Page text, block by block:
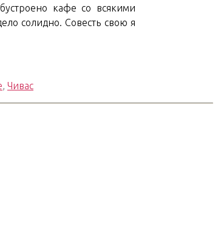
кафе со всякими
солидно. Совесть свою я
Чивас